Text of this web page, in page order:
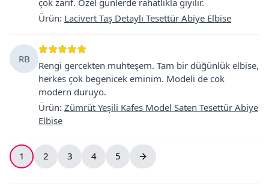
Ürün: Lacivert Taş Detaylı Tesettür Abiye Elbise
RB
Rengi gercekten muhteşem. Tam bir düğünlük elbise,
herkes çok begenicek eminim. Modeli de cok
modern duruyo.
Ürün: Zümrüt Yeşili Kafes Model Saten Tesettür Abiye
Elbise
1 2 3 4 5